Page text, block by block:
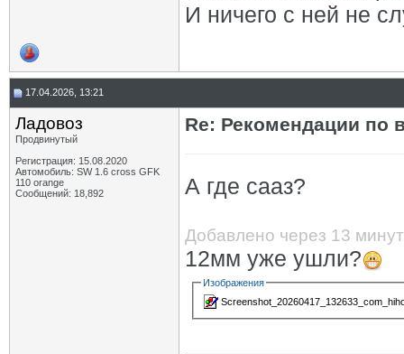
И ничего с ней не
17.04.2026, 13:21
Ладовоз
Продвинутый
Регистрация: 15.08.2020
Автомобиль: SW 1.6 cross GFK
110 orange
Сообщений: 18,892
Re: Рекомендации по
А где сааз?
Добавлено через 13 минут
12мм уже ушли?
Изображения